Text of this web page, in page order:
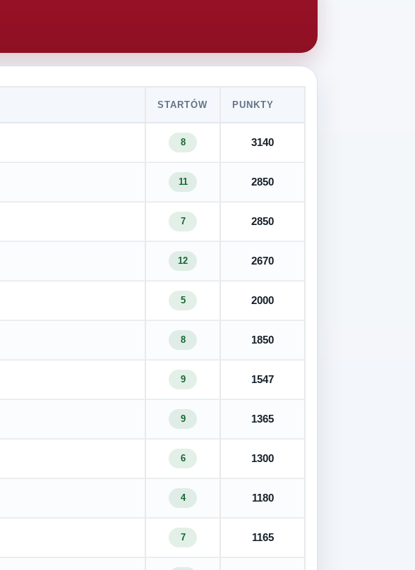
STARTÓW PUNKTY
8 3140
11 2850
7 2850
12 2670
5 2000
8 1850
9 1547
9 1365
6 1300
4 1180
7 1165